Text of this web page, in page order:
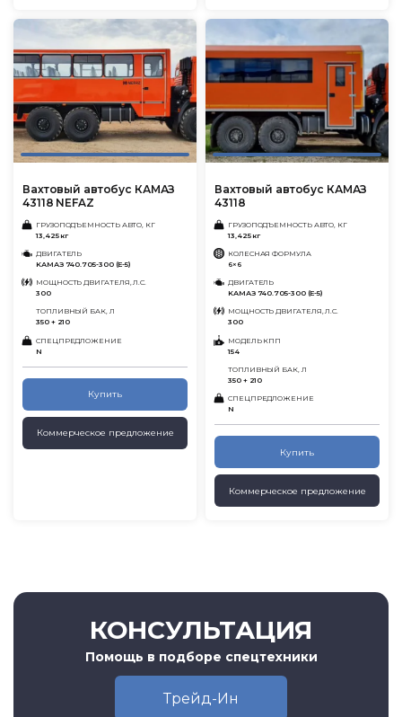
Вахтовый автобус КАМАЗ
43118 NEFAZ
ГРУЗОПОДЪЕМНОСТЬ АВТО, КГ
13,425 кг
ДВИГАТЕЛЬ
KАMАЗ 740.705-300 (E-5)
МОЩНОСТЬ ДВИГАТЕЛЯ, Л.С.
300
ТОПЛИВНЫЙ БАК, Л
350 + 210
СПЕЦПРЕДЛОЖЕНИЕ
N
Купить
Коммерческое предложение
Вахтовый автобус КАМАЗ
43118
ГРУЗОПОДЪЕМНОСТЬ АВТО, КГ
13,425 кг
КОЛЕСНАЯ ФОРМУЛА
6×6
ДВИГАТЕЛЬ
KАMАЗ 740.705-300 (E-5)
МОЩНОСТЬ ДВИГАТЕЛЯ, Л.С.
300
МОДЕЛЬ КПП
154
ТОПЛИВНЫЙ БАК, Л
350 + 210
СПЕЦПРЕДЛОЖЕНИЕ
N
Купить
Коммерческое предложение
КОНСУЛЬТАЦИЯ
Помощь в подборе спецтехники
Трейд-Ин